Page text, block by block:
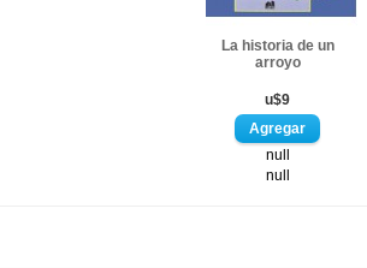
La historia de un
arroyo
u$9
null
null